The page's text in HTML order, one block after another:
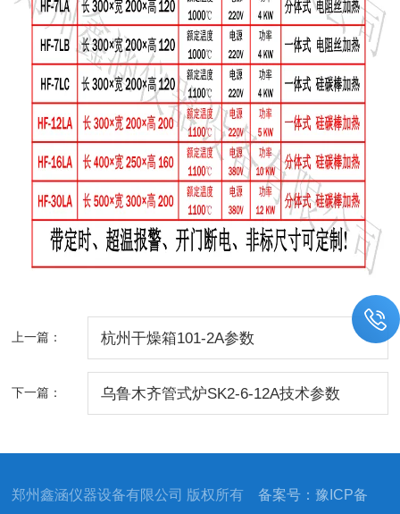
上一篇： 杭州干燥箱101-2A参数
下一篇： 乌鲁木齐管式炉SK2-6-12A技术参数
郑州鑫涵仪器设备有限公司 版权所有备案号：豫ICP备